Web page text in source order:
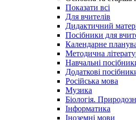
Показати всі
Для вчителів
Дидактичний
Посібники для
Календарне
Методична
Навчальні
Додаткові
Російська мова
Музика
Біологія.
Інформатика
Іноземні мови